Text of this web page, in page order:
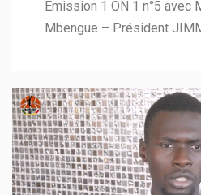
Émission 1 ON 1 n°5 avec
Mbengue – Président